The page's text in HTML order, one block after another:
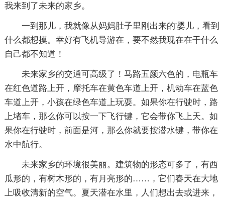
我来到了未来的家乡。
一到那儿，我就像从妈妈肚子里刚出来的'婴儿，看到
什么都想摸。幸好有飞机导游在，要不然我现在在干什么
自己都不知道！
未来家乡的交通可高级了！马路五颜六色的，电瓶车
在红色道路上开，摩托车在黄色车道上开，机动车在蓝色
车道上开，小孩在绿色车道上玩耍。如果你在行驶时，路
上堵车，那么你可以按一下飞行键，它会带你飞上天。如
果你在行驶时，前面是河，那么你就要按潜水键，带你在
水中航行。
未来家乡的环境很美丽。建筑物的形态可多了，有西
瓜形的，有树木形的，有月亮形的……，它们春天在大地
上吸收清新的空气。夏天潜在水里，人们想出去或进来，